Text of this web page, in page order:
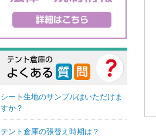
シート生地のサンプルはいただけま
すか？
テント倉庫の張替え時期は？